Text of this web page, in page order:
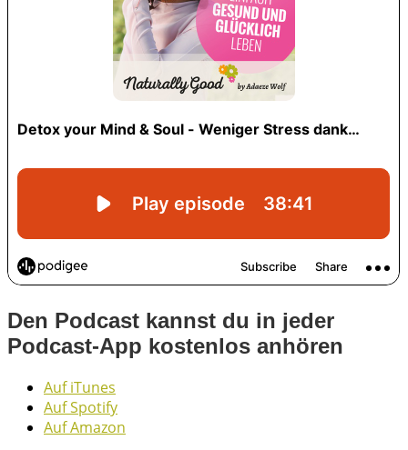
Den Podcast kannst du in jeder
Podcast-App kostenlos anhören
Auf iTunes
Auf Spotify
Auf Amazon